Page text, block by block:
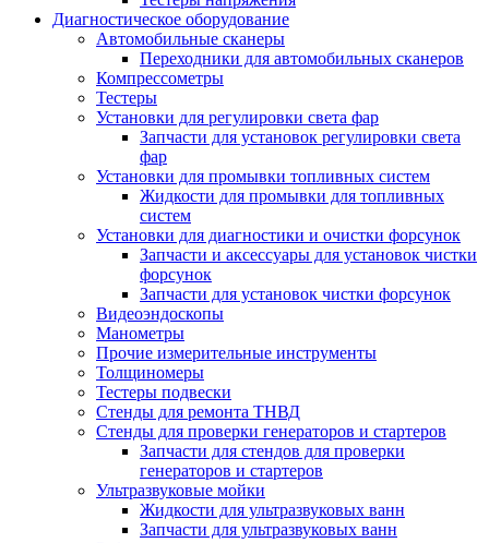
Диагностическое оборудование
Автомобильные сканеры
Переходники для автомобильных сканеров
Компрессометры
Тестеры
Установки для регулировки света фар
Запчасти для установок регулировки света
фар
Установки для промывки топливных систем
Жидкости для промывки для топливных
систем
Установки для диагностики и очистки форсунок
Запчасти и аксессуары для установок чистки
форсунок
Запчасти для установок чистки форсунок
Видеоэндоскопы
Манометры
Прочие измерительные инструменты
Толщиномеры
Тестеры подвески
Стенды для ремонта ТНВД
Стенды для проверки генераторов и стартеров
Запчасти для стендов для проверки
генераторов и стартеров
Ультразвуковые мойки
Жидкости для ультразвуковых ванн
Запчасти для ультразвуковых ванн